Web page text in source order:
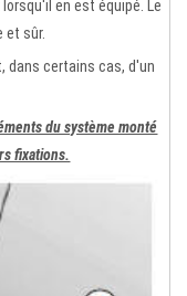
en est équipé. Le
et sûr.
dans certains cas, d'un
du système monté
fixations.